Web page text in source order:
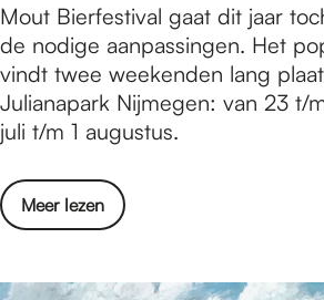
s
w
i
n
t
4
e
.
W
o
u
t
W
a
n
M
o
u
t
B
e
r
Mout Bierfestival gaat dit jaar
de nodige aanpassingen. Het
vindt twee weekenden lang
Julianapark Nijmegen: van 23 t/
juli t/m 1 augustus.
Meer lezen
o
v
r